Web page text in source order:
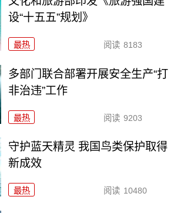
设“十五五”规划》
最热 阅读 8183
多部门联合部署开展安全生产“打
非治违”工作
最热 阅读 9203
守护蓝天精灵 我国鸟类保护取得
新成效
最热 阅读 10480